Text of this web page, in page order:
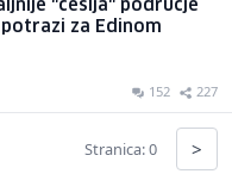
"češlja" područje
za Edinom
152 227
Stranica: 0 >